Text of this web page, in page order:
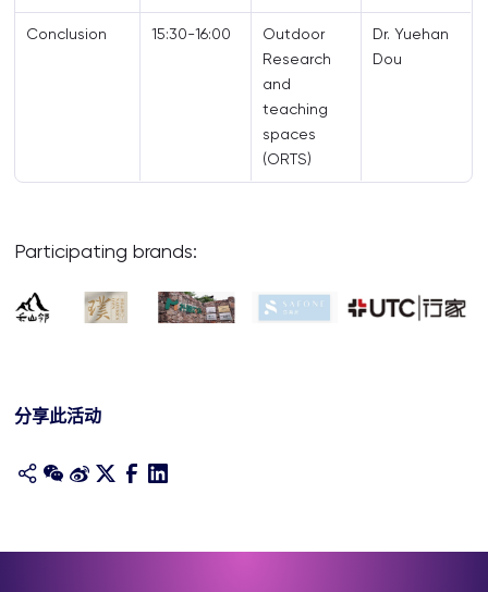
Conclusion 15:30-16:00
Outdoor
Research
and
teaching
spaces
(ORTS)
Dr. Yuehan
Dou
Participating brands:
分享此活动